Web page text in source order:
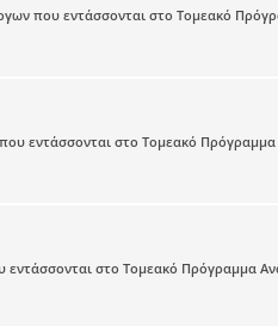
που εντάσσονται στο Τομεακό
εντάσσονται στο Τομεακό
στο Τομεακό Πρόγραμμα